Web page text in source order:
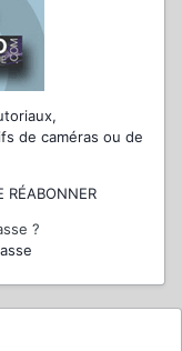
de caméras ou de
RÉABONNER
?